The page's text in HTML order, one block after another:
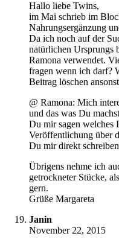
Hallo liebe Twins,
im Mai schrieb im
Nahrungsergänzung
Da ich noch auf der
natürlichen Ursprungs
Ramona verwendet.
fragen wenn ich darf?
Beitrag löschen
@ Ramona: Mich
und das was Du
Du mir sagen welches
Veröffentlichung über
Du mir direkt
Übrigens nehme ich
getrockneter Stücke,
gern.
Grüße Margareta
Janin
November 22, 2015